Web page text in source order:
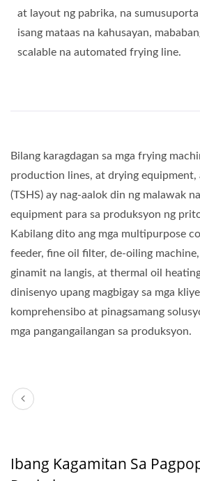
at layout ng pabrika, na sumusuporta
isang mataas na kahusayan,
scalable na automated frying line.
Bilang karagdagan sa mga frying
production lines, at drying equipment,
(TSHS) ay nag-aalok din ng malawak
equipment para sa produksyon ng
Kabilang dito ang mga multipurpose
feeder, fine oil filter, de-oiling
ginamit na langis, at thermal oil
dinisenyo upang magbigay sa mga
komprehensibo at pinagsamang
mga pangangailangan sa produksyon.
Ibang Kagamitan Sa